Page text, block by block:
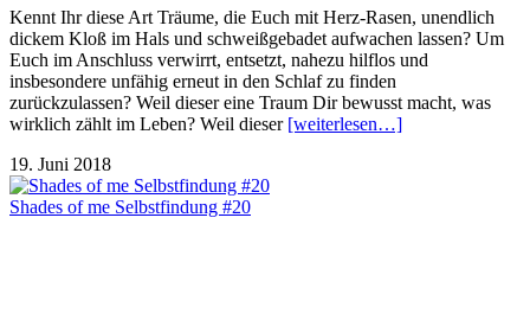
Kennt Ihr diese Art Träume, die Euch mit Herz-Rasen, unendlich
dickem Kloß im Hals und schweißgebadet aufwachen lassen? Um
Euch im Anschluss verwirrt, entsetzt, nahezu hilflos und
insbesondere unfähig erneut in den Schlaf zu finden
zurückzulassen? Weil dieser eine Traum Dir bewusst macht, was
wirklich zählt im Leben? Weil dieser [weiterlesen…]
19. Juni 2018
Shades of me Selbstfindung #20